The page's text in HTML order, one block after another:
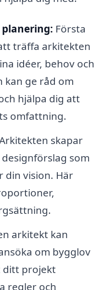
Första
träffa arkitekten
idéer, behov och
kan ge råd om
hjälpa dig att
omfattning.
skapar
som
din vision. Här
arkitekt kan
om bygglov
ditt projekt
regler och